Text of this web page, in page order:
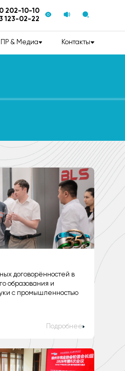
202-10-10
123-02-22
ПР & Медиа Контакты
договорённостей в
образования и
с промышленностью
Подробнее